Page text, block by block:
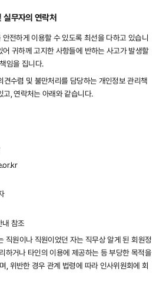
실무자의 연락처
전하게 이용할 수 있도록 최선을 다하고 있습니
귀하께 고지한 사항들에 반하는 사고가 발생할
임을 집니다.
수렴 및 불만처리를 담당하는 개인정보 관리책
, 연락처는 아래와 같습니다.
내 참조
직원이나 직원이었던 자는 직무상 알게 된 회원정
하거나 타인의 이용에 제공하는 등 부당한 목적을
, 위반한 경우 관계 법령에 따라 인사위원회에 회